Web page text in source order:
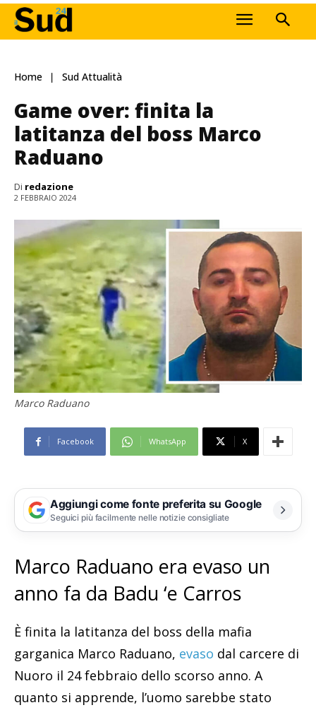
Home Sud Attualità
Game over: finita la
latitanza del boss Marco
Raduano
Di redazione
2 FEBBRAIO 2024
Marco Raduano
Facebook WhatsApp X
Aggiungi come fonte preferita su Google
Seguici più facilmente nelle notizie consigliate
Marco Raduano era evaso un
anno fa da Badu ‘e Carros
È finita la latitanza del boss della mafia
garganica Marco Raduano, evaso dal carcere di
Nuoro il 24 febbraio dello scorso anno. A
quanto si apprende, l’uomo sarebbe stato